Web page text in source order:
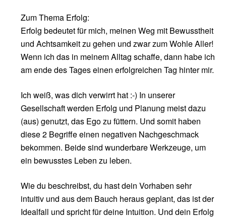
Zum Thema Erfolg:
Erfolg bedeutet für mich, meinen Weg mit Bewusstheit
und Achtsamkeit zu gehen und zwar zum Wohle Aller!
Wenn ich das in meinem Alltag schaffe, dann habe ich
am ende des Tages einen erfolgreichen Tag hinter mir.
Ich weiß, was dich verwirrt hat :-) In unserer
Gesellschaft werden Erfolg und Planung meist dazu
(aus) genutzt, das Ego zu füttern. Und somit haben
diese 2 Begriffe einen negativen Nachgeschmack
bekommen. Beide sind wunderbare Werkzeuge, um
ein bewusstes Leben zu leben.
Wie du beschreibst, du hast dein Vorhaben sehr
intuitiv und aus dem Bauch heraus geplant, das ist der
Idealfall und spricht für deine Intuition. Und dein Erfolg